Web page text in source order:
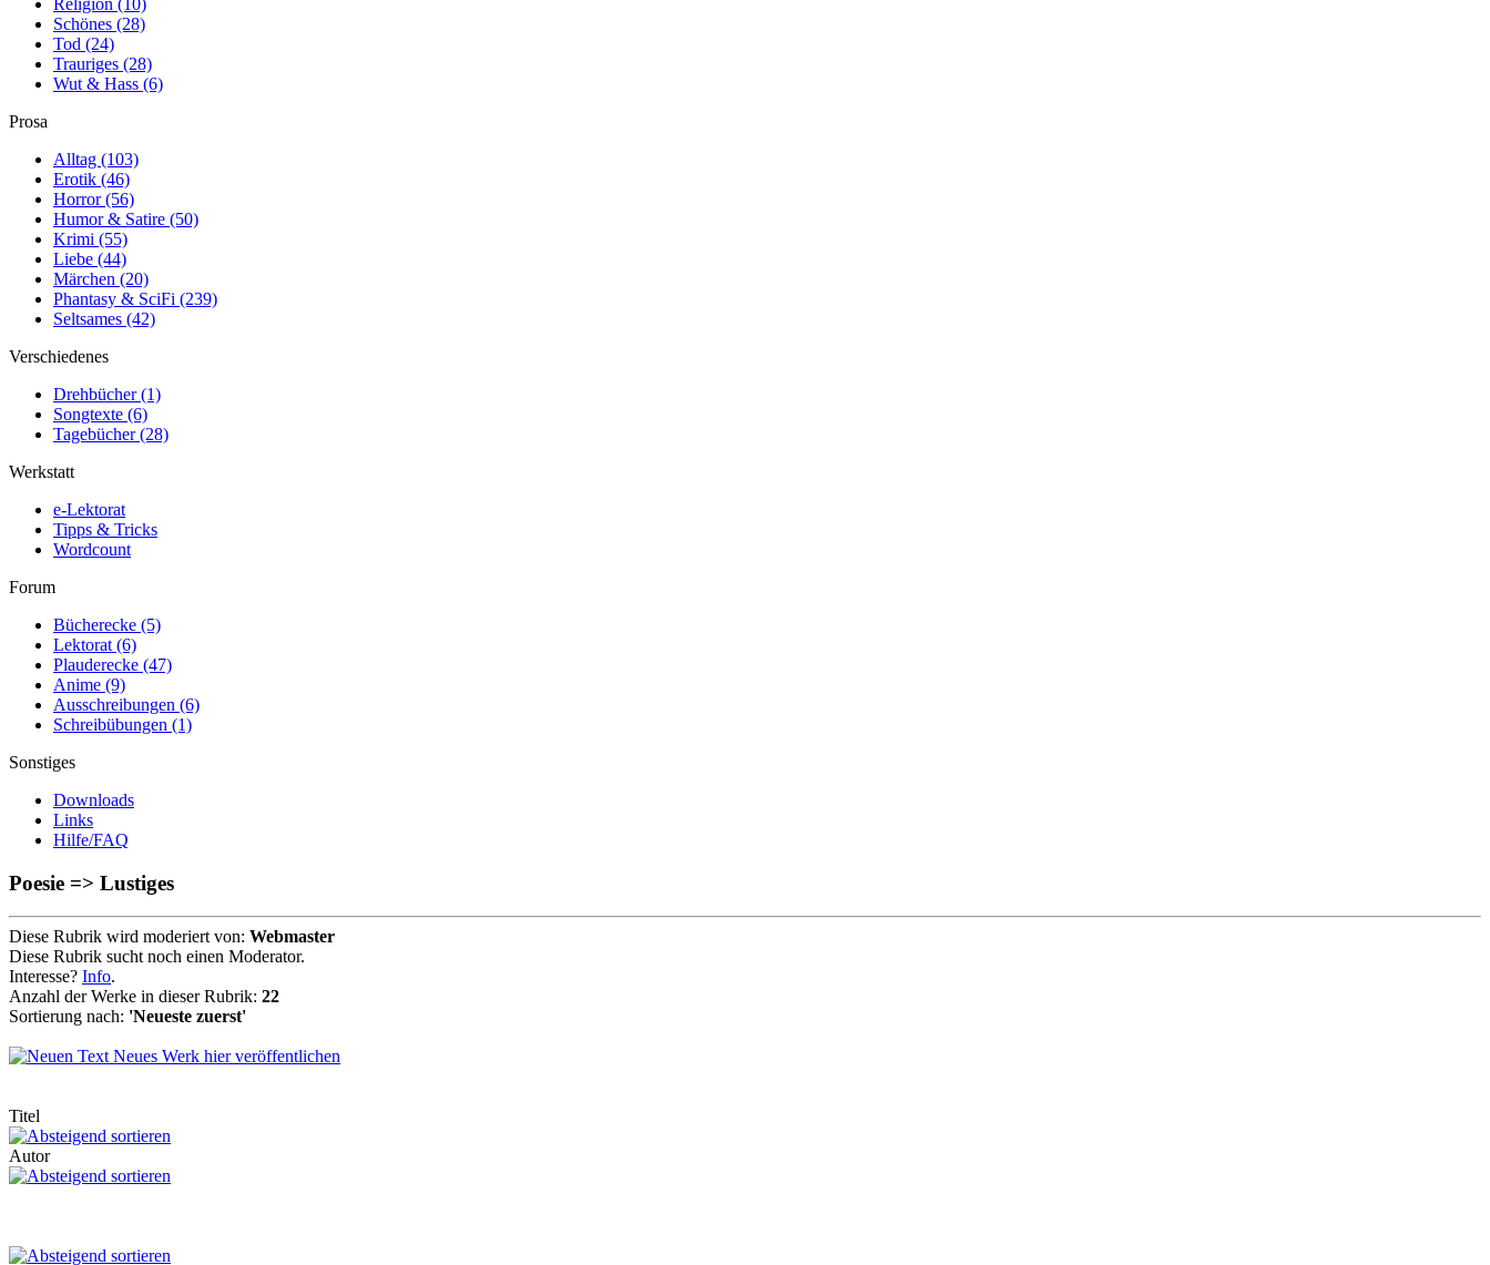
Religion (10)
Schönes (28)
Tod (24)
Trauriges (28)
Wut & Hass (6)
Prosa
Alltag (103)
Erotik (46)
Horror(56)
Humor & Satire (50)
Krimi (55)
Liebe (44)
Märchen (20)
Phantasy & SciFi (239)
Seltsames (42)
Verschiedenes
Drehbücher(1)
Songtexte (6)
Tagebücher(28)
Werkstatt
e-Lektorat
Tipps & Tricks
Wordcount
Forum
Bücherecke (5)
Lektorat (6)
Plauderecke (47)
Anime (9)
Ausschreibungen (6)
Schreibübungen (1)
Sonstiges
Downloads
Links
Hilfe/FAQ
Poesie => Lustiges
Diese Rubrik wird moderiert von: Webmaster
Diese Rubrik sucht noch einen Moderator.
Interesse? Info.
Anzahl der Werke in dieser Rubrik: 22
Sortierung nach: 'Neueste zuerst'
Neues Werk hier veröffentlichen
Titel
Autor